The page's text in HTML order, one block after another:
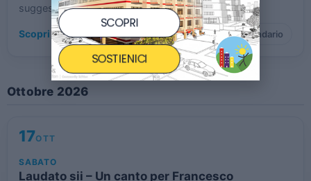
suggestiva cornice di Forte Cosenz a Mestre.
Scopri di più Calendario
Ottobre 2026
17OTT
SABATO
Laudato sii – Un canto per Francesco
SCOPRI
SOSTIENICI